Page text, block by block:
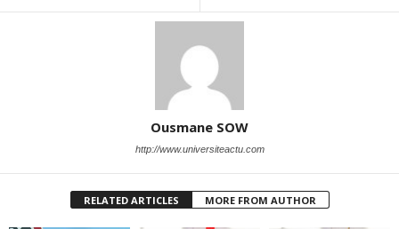
Ousmane SOW
http://www.universiteactu.com
RELATED ARTICLES MORE FROM AUTHOR